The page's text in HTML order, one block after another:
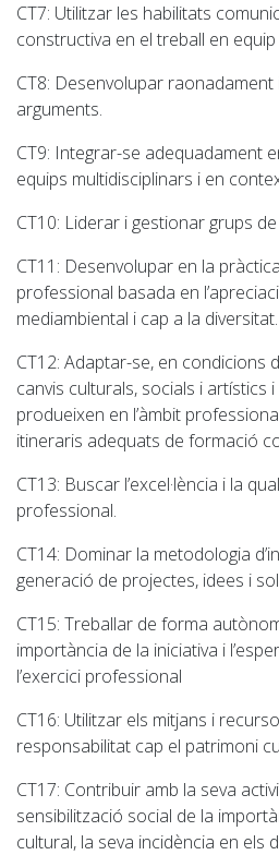
CT7: Utilitzar les habilitats
constructiva en el treball en equip
CT8: Desenvolupar raonadament
arguments.
CT9: Integrar-se adequadament
equips multidisciplinars i en
CT10: Liderar i gestionar grups
CT11 : Desenvolupar en la
professional basada en
mediambiental i cap a la diversitat.
CT12: Adaptar-se, en condicions
canvis culturals, socials i artístics
produeixen en l’àmbit
itineraris adequats de formació
CT13: Buscar l’excel·lència i la
professional.
CT14: Dominar la metodologia
generació de projectes, idees i
CT15: Treballar de forma
importància de la iniciativa i
l’exercici professional
CT16: Utilitzar els mitjans i
responsabilitat cap el patrimoni
CT17: Contribuir amb la seva
sensibilització social de la
cultural, la seva incidència en els